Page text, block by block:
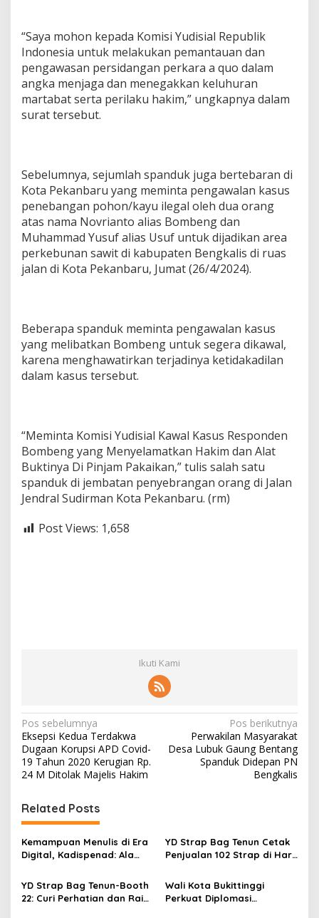
“Saya mohon kepada Komisi Yudisial Republik
Indonesia untuk melakukan pemantauan dan
pengawasan persidangan perkara a quo dalam
angka menjaga dan menegakkan keluhuran
martabat serta perilaku hakim,” ungkapnya dalam
surat tersebut.
Sebelumnya, sejumlah spanduk juga bertebaran di
Kota Pekanbaru yang meminta pengawalan kasus
penebangan pohon/kayu ilegal oleh dua orang
atas nama Novrianto alias Bombeng dan
Muhammad Yusuf alias Usuf untuk dijadikan area
perkebunan sawit di kabupaten Bengkalis di ruas
jalan di Kota Pekanbaru, Jumat (26/4/2024).
Beberapa spanduk meminta pengawalan kasus
yang melibatkan Bombeng untuk segera dikawal,
karena menghawatirkan terjadinya ketidakadilan
dalam kasus tersebut.
“Meminta Komisi Yudisial Kawal Kasus Responden
Bombeng yang Menyelamatkan Hakim dan Alat
Buktinya Di Pinjam Pakaikan,” tulis salah satu
spanduk di jembatan penyebrangan orang di Jalan
Jendral Sudirman Kota Pekanbaru. (rm)
Post Views: 1,658
Ikuti Kami
N
a
v
i
g
a
s
i
p
o
Pos sebelumnya
Eksepsi Kedua Terdakwa
Dugaan Korupsi APD Covid-
19 Tahun 2020 Kerugian Rp.
24 M Ditolak Majelis Hakim
Pos berikutnya
Perwakilan Masyarakat
Desa Lubuk Gaung Bentang
Spanduk Didepan PN
Bengkalis
Related Posts
Kemampuan Menulis di Era
Digital, Kadispenad: Ala
YD Strap Bag Tenun Cetak
Penjualan 102 Strap di Hari
2026, Bukti Wastra
Nusantara Kian Digemari
YD Strap Bag Tenun-Booth
22: Curi Perhatian dan Raih
Wali Kota Bukittinggi
Perkuat Diplomasi